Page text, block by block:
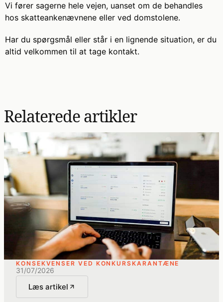
Vi fører sagerne hele vejen, uanset om de behandles
hos skatteankenævnene eller ved domstolene.
Har du spørgsmål eller står i en lignende situation, er du
altid velkommen til at tage kontakt.
Relaterede artikler
KONSEKVENSER VED KONKURSKARANTÆNE
31/07/2026
Læs artikel